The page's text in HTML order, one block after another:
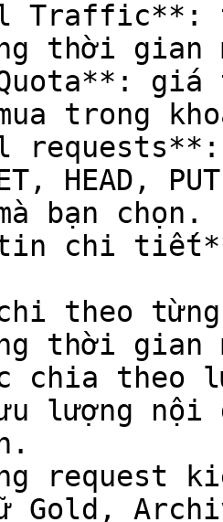
thời gian
trong
HEAD,
bạn chọn.
tin chi
thời gian
lượng nội